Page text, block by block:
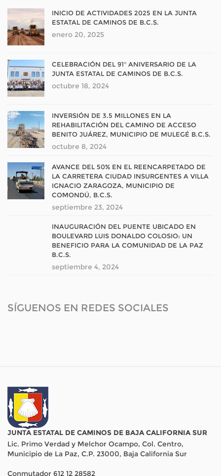
INICIO DE ACTIVIDADES 2025 EN LA JUNTA
ESTATAL DE CAMINOS DE B.C.S.
enero 20, 2025
CELEBRACIÓN DEL 91° ANIVERSARIO DE LA
JUNTA ESTATAL DE CAMINOS DE B.C.S.
octubre 18, 2024
INVERSIÓN DE 3.5 MILLONES EN LA
REHABILITACIÓN DEL CAMINO DE ACCESO
BENITO JUÁREZ, MUNICIPIO DE MULEGÉ B.C.S.
octubre 8, 2024
AVANCE DEL 50% EN EL REENCARPETADO DE
LA CARRETERA CIUDAD INSURGENTES A VILLA
IGNACIO ZARAGOZA, MUNICIPIO DE
COMONDÚ, B.C.S.
septiembre 23, 2024
INAUGURACIÓN DEL PUENTE UBICADO EN
BOULEVARD LUIS DONALDO COLOSIO: UN
BENEFICIO PARA LA COMUNIDAD DE LA PAZ
B.C.S.
septiembre 4, 2024
SÍGUENOS EN REDES SOCIALES
JUNTA ESTATAL DE CAMINOS DE BAJA CALIFORNIA SUR
Lic. Primo Verdad y Melchor Ocampo, Col. Centro,
Municipio de La Paz, C.P. 23000, Baja California Sur
Conmutador 612 12 28582